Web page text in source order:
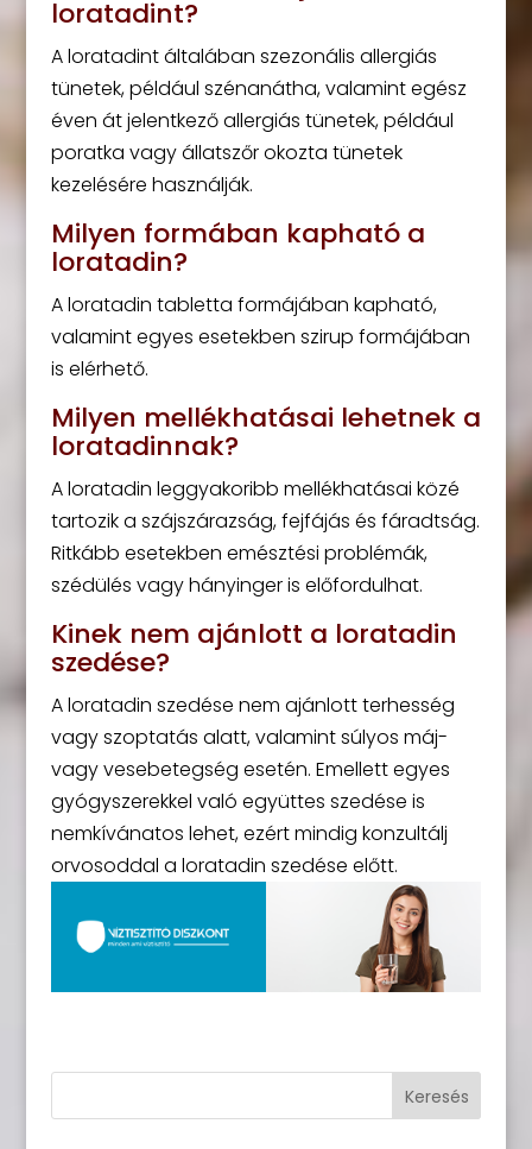
loratadint?
A loratadint általában szezonális allergiás
tünetek, például szénanátha, valamint egész
éven át jelentkező allergiás tünetek, például
poratka vagy állatszőr okozta tünetek
kezelésére használják.
Milyen formában kapható a
loratadin?
A loratadin tabletta formájában kapható,
valamint egyes esetekben szirup formájában
is elérhető.
Milyen mellékhatásai lehetnek a
loratadinnak?
A loratadin leggyakoribb mellékhatásai közé
tartozik a szájszárazság, fejfájás és fáradtság.
Ritkább esetekben emésztési problémák,
szédülés vagy hányinger is előfordulhat.
Kinek nem ajánlott a loratadin
szedése?
A loratadin szedése nem ajánlott terhesség
vagy szoptatás alatt, valamint súlyos máj-
vagy vesebetegség esetén. Emellett egyes
gyógyszerekkel való együttes szedése is
nemkívánatos lehet, ezért mindig konzultálj
orvosoddal a loratadin szedése előtt.
Keresés